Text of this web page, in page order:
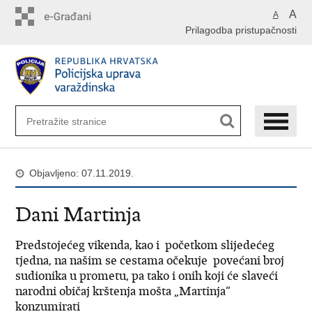
A A
Prilagodba pristupačnosti
Objavljeno: 07.11.2019.
Dani Martinja
Predstojećeg vikenda, kao i početkom slijedećeg
tjedna, na našim se cestama očekuje povećani broj
sudionika u prometu, pa tako i onih koji će slaveći
narodni običaj krštenja mošta „Martinja“
konzumirati